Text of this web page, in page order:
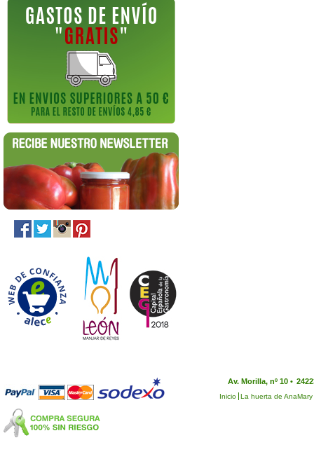
Av. Morilla, nº 10 •
Inicio La huerta de AnaMary